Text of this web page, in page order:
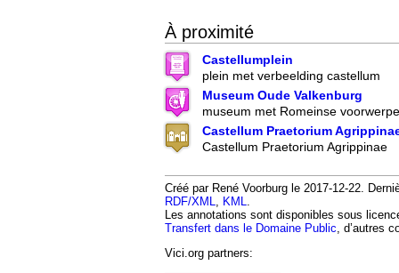
À proximité
Castellumplein
plein met verbeelding castellum
Museum Oude Valkenburg
museum met Romeinse
Castellum Praetorium
Castellum Praetorium Agrippinae
Créé par René Voorburg le 2017-12-22.
RDF/XML
KML
Les annotations sont disponibles sous
Transfert dans le Domaine Public , d’autres
Vici.org partners: